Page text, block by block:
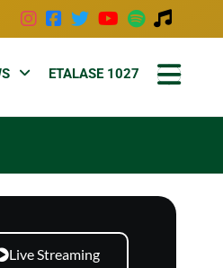
ETALASE 1027
Live Streaming